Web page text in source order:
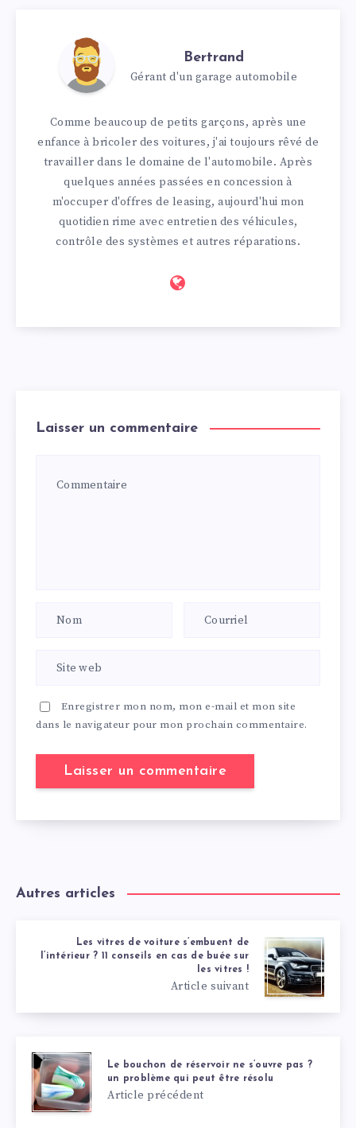
Bertrand
Gérant d'un garage automobile
Comme beaucoup de petits garçons, après une
enfance à bricoler des voitures, j'ai toujours rêvé de
travailler dans le domaine de l'automobile. Après
quelques années passées en concession à
m'occuper d'offres de leasing, aujourd'hui mon
quotidien rime avec entretien des véhicules,
contrôle des systèmes et autres réparations.
Laisser un commentaire
Enregistrer mon nom, mon e-mail et mon site
dans le navigateur pour mon prochain commentaire.
Autres articles
Les vitres de voiture s’embuent de
l’intérieur ? 11 conseils en cas de buée sur
les vitres !
Article suivant
Le bouchon de réservoir ne s’ouvre pas ?
un problème qui peut être résolu
Article précédent